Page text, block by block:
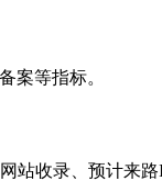
案等指标。
收录、预计来路